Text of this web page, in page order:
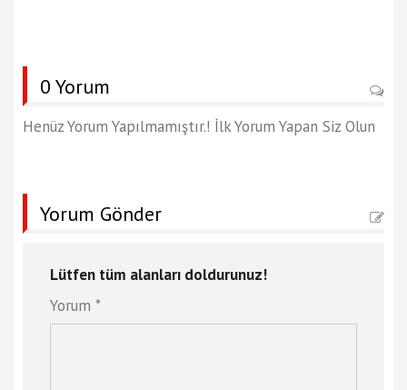
0 Yorum
Henüz Yorum Yapılmamıştır.! İlk Yorum Yapan Siz Olun
Yorum Gönder
Lütfen tüm alanları doldurunuz!
Yorum *